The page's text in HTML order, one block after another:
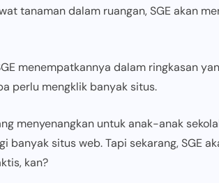
tanaman dalam ruangan, SGE akan
menempatkannya dalam ringkasan
perlu mengklik banyak situs.
menyenangkan untuk anak-anak
banyak situs web. Tapi sekarang, SGE
kan?